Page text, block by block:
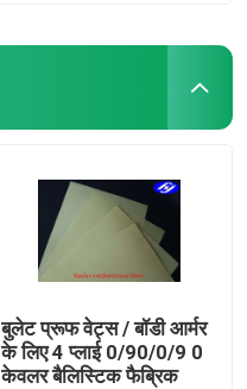
बुलेट प्रूफ वेट्स / बॉडी आर्मर
के लिए 4 प्लाई 0/90/0/9 0
केवलर बैलिस्टिक फैब्रिक